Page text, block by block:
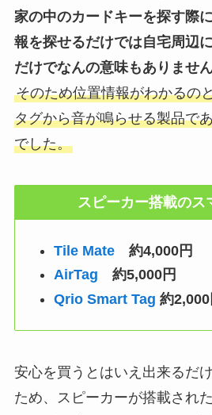
家の中のカードキーを探す際
報を探せるだけでは自宅周辺
だけでなんの意味もありません
そのため位置情報がわかるの
タグから音が鳴らせる製品で
でした。
スピーカー搭載のス
Tile Mate 約4,000円
AirTag 約5,000円
Qrio Smart Tag 約2,000
安心を買うとはいえ出来るだ
ため、スピーカーが搭載され